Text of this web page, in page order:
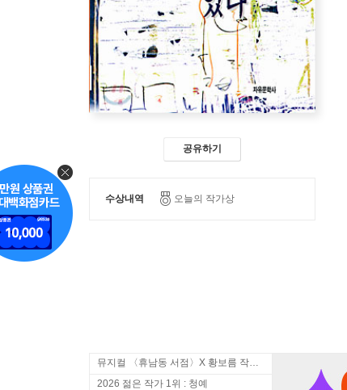
공유하기
수상내역 오늘의 작가상
뮤지컬 〈휴남동 서점〉X 황보름 작가 북토크
2026 젊은 작가 1위 : 청예